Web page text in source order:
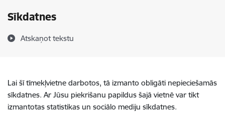
Sīkdatnes
Atskaņot tekstu
Lai šī tīmekļvietne darbotos, tā izmanto obligāti nepieciešamās
sīkdatnes. Ar Jūsu piekrišanu papildus šajā vietnē var tikt
izmantotas statistikas un sociālo mediju sīkdatnes.